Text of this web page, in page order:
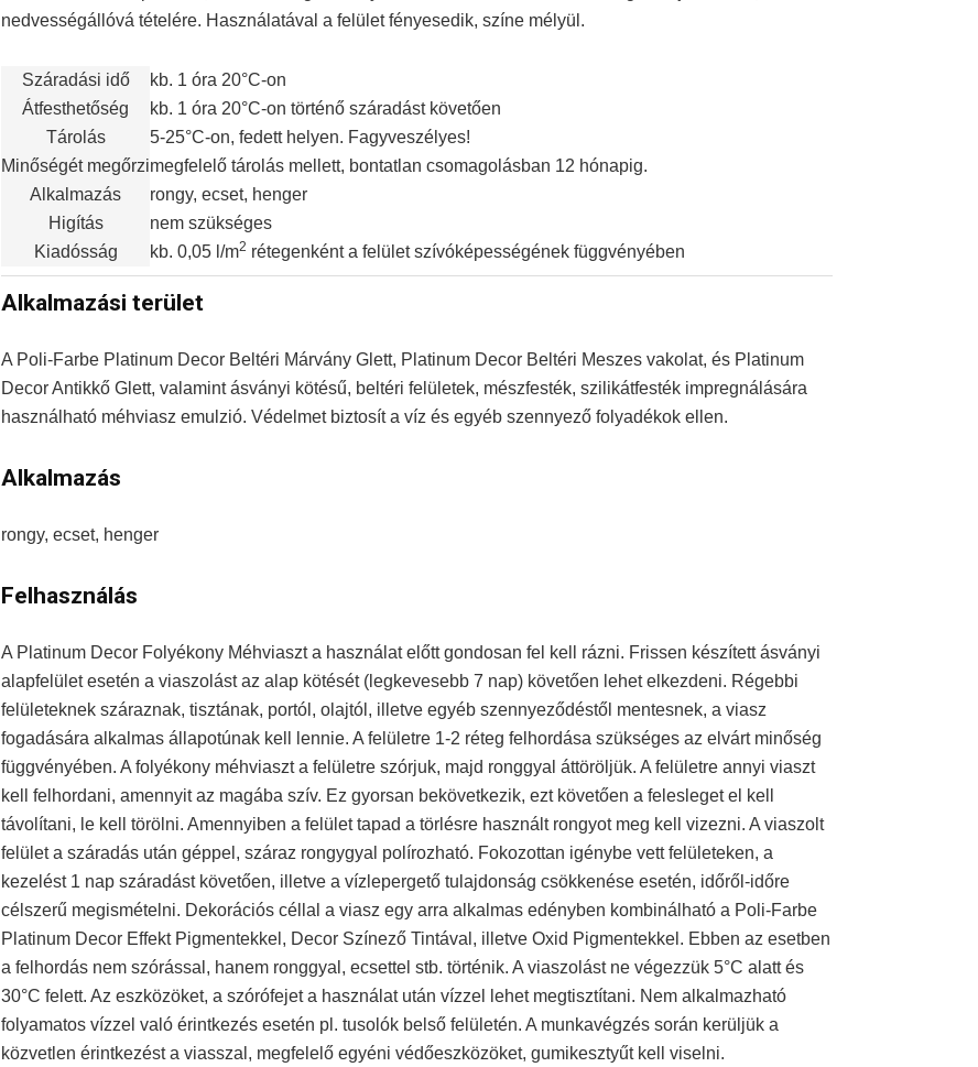
nedvességállóvá tételére. Használatával a felület fényesedik, színe mélyül.
Száradási idő
kb. 1 óra 20°C-on
Átfesthetőség
kb. 1 óra 20°C-on történő száradást követően
Tárolás
5-25°C-on, fedett helyen. Fagyveszélyes!
Minőségét megőrzimegfelelő tárolás mellett, bontatlan csomagolásban 12 hónapig.
Alkalmazás
rongy, ecset, henger
Higítás
nem szükséges
Kiadósság
kb. 0,05 l/m2 rétegenként a felület szívóképességének függvényében
Alkalmazási terület
A Poli-Farbe Platinum Decor Beltéri Márvány Glett, Platinum Decor Beltéri Meszes vakolat, és Platinum
Decor Antikkő Glett, valamint ásványi kötésű, beltéri felületek, mészfesték, szilikátfesték impregnálására
használható méhviasz emulzió. Védelmet biztosít a víz és egyéb szennyező folyadékok ellen.
Alkalmazás
rongy, ecset, henger
Felhasználás
A Platinum Decor Folyékony Méhviaszt a használat előtt gondosan fel kell rázni. Frissen készített ásványi
alapfelület esetén a viaszolást az alap kötését (legkevesebb 7 nap) követően lehet elkezdeni. Régebbi
felületeknek száraznak, tisztának, portól, olajtól, illetve egyéb szennyeződéstől mentesnek, a viasz
fogadására alkalmas állapotúnak kell lennie. A felületre 1-2 réteg felhordása szükséges az elvárt minőség
függvényében. A folyékony méhviaszt a felületre szórjuk, majd ronggyal áttöröljük. A felületre annyi viaszt
kell felhordani, amennyit az magába szív. Ez gyorsan bekövetkezik, ezt követően a felesleget el kell
távolítani, le kell törölni. Amennyiben a felület tapad a törlésre használt rongyot meg kell vizezni. A viaszolt
felület a száradás után géppel, száraz rongygyal polírozható. Fokozottan igénybe vett felületeken, a
kezelést 1 nap száradást követően, illetve a vízlepergető tulajdonság csökkenése esetén, időről-időre
célszerű megismételni. Dekorációs céllal a viasz egy arra alkalmas edényben kombinálható a Poli-Farbe
Platinum Decor Effekt Pigmentekkel, Decor Színező Tintával, illetve Oxid Pigmentekkel. Ebben az esetben
a felhordás nem szórással, hanem ronggyal, ecsettel stb. történik. A viaszolást ne végezzük 5°C alatt és
30°C felett. Az eszközöket, a szórófejet a használat után vízzel lehet megtisztítani. Nem alkalmazható
folyamatos vízzel való érintkezés esetén pl. tusolók belső felületén. A munkavégzés során kerüljük a
közvetlen érintkezést a viasszal, megfelelő egyéni védőeszközöket, gumikesztyűt kell viselni.